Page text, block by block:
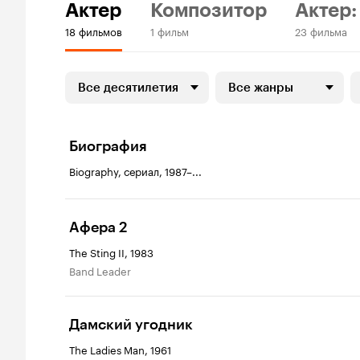
Актер
18 фильмов
Композитор
1 фильм 23 фильма
Все десятилетия Все жанры
Биография
Biography, сериал, 1987–...
Афера 2
The Sting II, 1983
Band Leader
Дамский угодник
The Ladies Man, 1961